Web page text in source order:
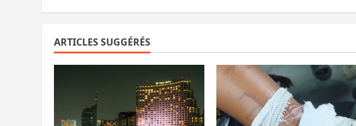
ARTICLES SUGGÉRÉS